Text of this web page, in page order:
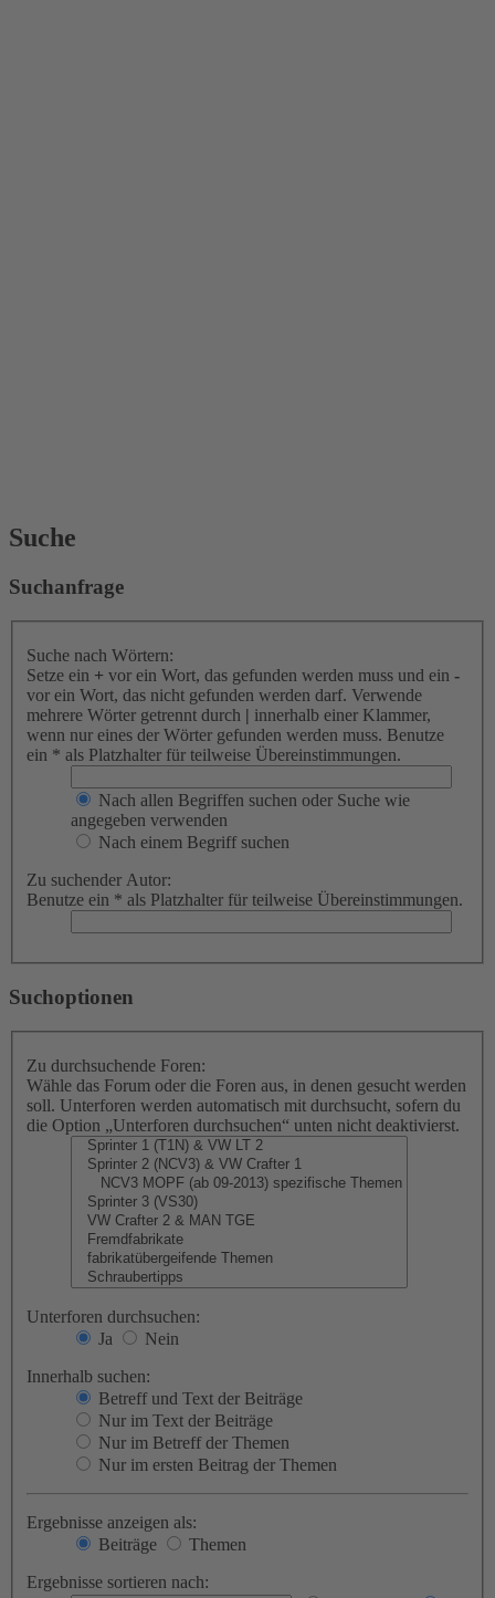
Suche
Suchanfrage
Suche nach Wörtern:
Setze ein + vor ein Wort, das gefunden werden muss und ein -
vor ein Wort, das nicht gefunden werden darf. Verwende
mehrere Wörter getrennt durch | innerhalb einer Klammer,
wenn nur eines der Wörter gefunden werden muss. Benutze
ein * als Platzhalter für teilweise Übereinstimmungen.
Nach allen Begriffen suchen oder Suche wie
angegeben verwenden
Nach einem Begriff suchen
Zu suchender Autor:
Benutze ein * als Platzhalter für teilweise Übereinstimmungen.
Suchoptionen
Zu durchsuchende Foren:
Wähle das Forum oder die Foren aus, in denen gesucht werden
soll. Unterforen werden automatisch mit durchsucht, sofern du
die Option „Unterforen durchsuchen“ unten nicht deaktivierst.
Unterforen durchsuchen:
Ja
Nein
Innerhalb suchen:
Betreff und Text der Beiträge
Nur im Text der Beiträge
Nur im Betreff der Themen
Nur im ersten Beitrag der Themen
Ergebnisse anzeigen als:
Beiträge
Themen
Ergebnisse sortieren nach: